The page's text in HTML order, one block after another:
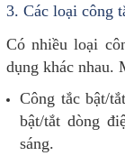
3. Các loại công
Có nhiều loại
dụng khác nhau.
Công tắc bật/tắt
bật/tắt dòng
sáng.